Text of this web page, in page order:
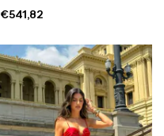
€541,82